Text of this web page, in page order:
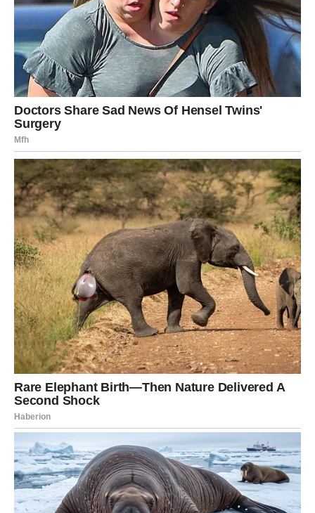
Sve ono dobro što ste činile drugima sada vam se polako
vraća. Zvijezde pokazuju da ste prošle kroz težak period
upravo zato da biste sada mogle ući u mnogo srećniju
životnu fazu.
Pred vama su dani tokom kojih biste mogle ostvariti ono
što ste dugo priželjkivale. Sreća, novac i lijepe emocije
polako dolaze u vaš život, a vi ćete konačno osjetiti da
vam sudbina daje novu priliku za sreću.
Do kraja maja ništa više neće biti
isto
Ostatak maja za vas neće biti običan period. Ovo je
vrijeme tokom kojeg biste mogle napraviti veliki korak
naprijed i ostaviti iza sebe sve ono što vas je dugo
opterećivalo.
Zvijezde vam poručuju da ne odustajete od svojih želja
jer vam dolaze dani tokom kojih biste mogle shvatiti da je
sreća mnogo bliže nego što mislite.